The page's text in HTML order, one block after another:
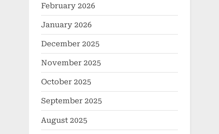
February 2026
January 2026
December 2025
November 2025
October 2025
September 2025
August 2025